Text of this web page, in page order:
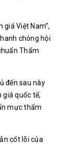
Việt Nam”,
chóng hội
Thẩm
đến sau này
quốc tế,
mực thẩm
cốt lõi của